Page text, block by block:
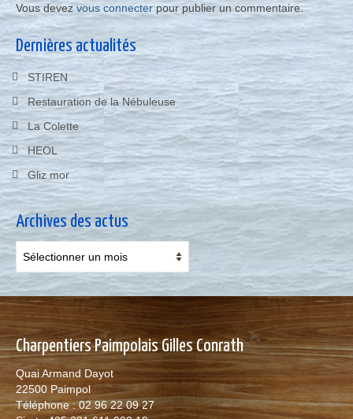
Vous devezvous connecter pour publier un commentaire.
Dernières actualités
STIREN
Restauration de la Nébuleuse
La Colette
HEOL
Gliz mor
Archives des actus
Archives
des
Charpentiers Paimpolais Gilles Conrath
Quai Armand Dayot
22500 Paimpol
Téléphone : 02 96 22 09 27